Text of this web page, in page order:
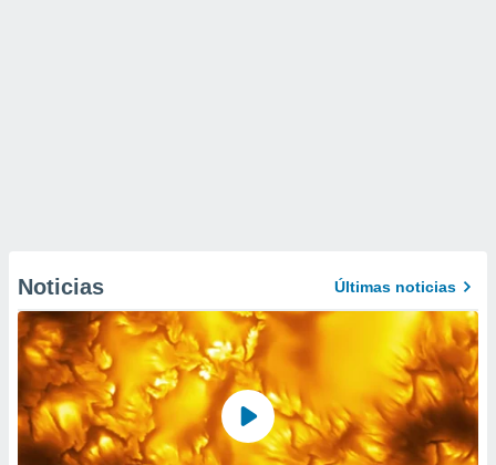
Noticias Últimas noticias